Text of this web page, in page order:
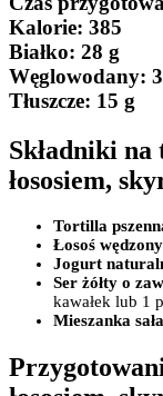
Kalorie: 385
Białko: 28 g
Węglowodany:
Tłuszcze: 15 g
Składniki
łososiem,
Tortilla
Łosoś
Jogurt
Ser żółty o
kawałek lub 1
Mieszanka